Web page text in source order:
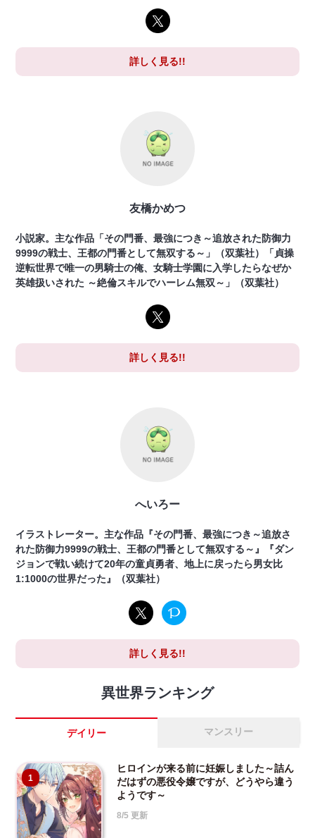
詳しく見る!!
友橋かめつ
小説家。主な作品「その門番、最強につき～追放された防御力
9999の戦士、王都の門番として無双する～」（双葉社）「貞操
逆転世界で唯一の男騎士の俺、女騎士学園に入学したらなぜか
英雄扱いされた ～絶倫スキルでハーレム無双～」（双葉社）
詳しく見る!!
へいろー
イラストレーター。主な作品『その門番、最強につき～追放さ
れた防御力9999の戦士、王都の門番として無双する～』『ダン
ジョンで戦い続けて20年の童貞勇者、地上に戻ったら男女比
1:1000の世界だった』（双葉社）
詳しく見る!!
異世界ランキング
デイリー マンスリー
1
ヒロインが来る前に妊娠しました～詰ん
だはずの悪役令嬢ですが、どうやら違う
ようです～
8/5 更新